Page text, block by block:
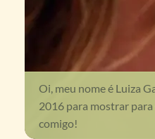
Oi, meu nome é Luiza
2016 para mostrar
comigo!